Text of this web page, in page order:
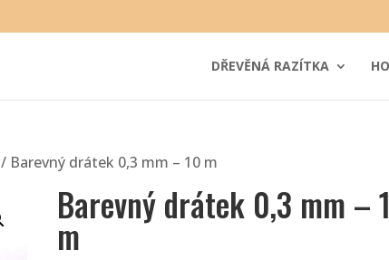
DŘEVĚNÁ RAZÍTKA
/ Barevný drátek 0,3 mm – 10 m
Barevný drátek 0,3 mm –
m